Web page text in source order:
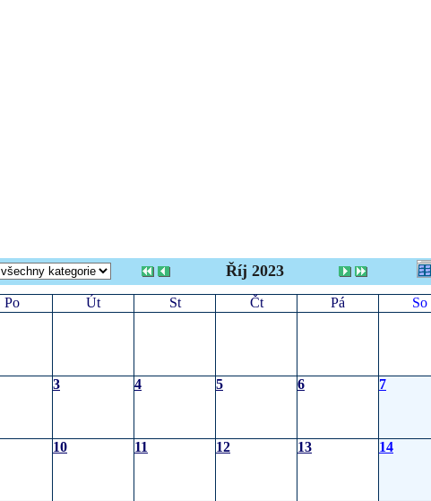
Říj 2023
Po Út St Čt Pá So
3 4 5 6 7
10 11 12 13 14